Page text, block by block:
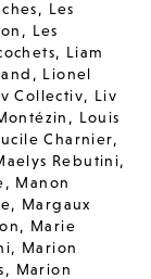
, Les
, Les
, Liam
, Lionel
Collectiv, Liv
, Louis
Charnier,
Rebutini,
, Manon
, Margaux
, Marie
, Marion
, Marion